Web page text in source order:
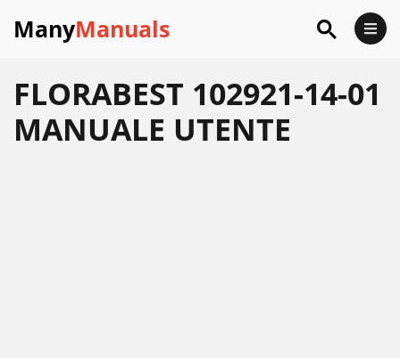
ManyManuals
FLORABEST 102921-14-01
MANUALE UTENTE